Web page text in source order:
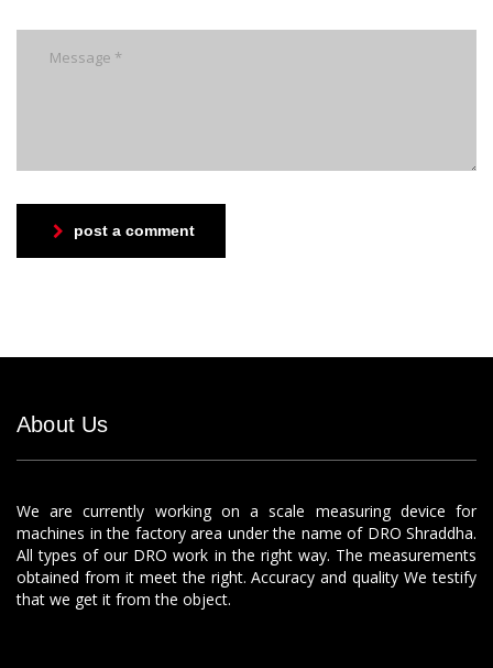
post a comment
About Us
We are currently working on a scale measuring device for
machines in the factory area under the name of DRO Shraddha.
All types of our DRO work in the right way. The measurements
obtained from it meet the right. Accuracy and quality We testify
that we get it from the object.